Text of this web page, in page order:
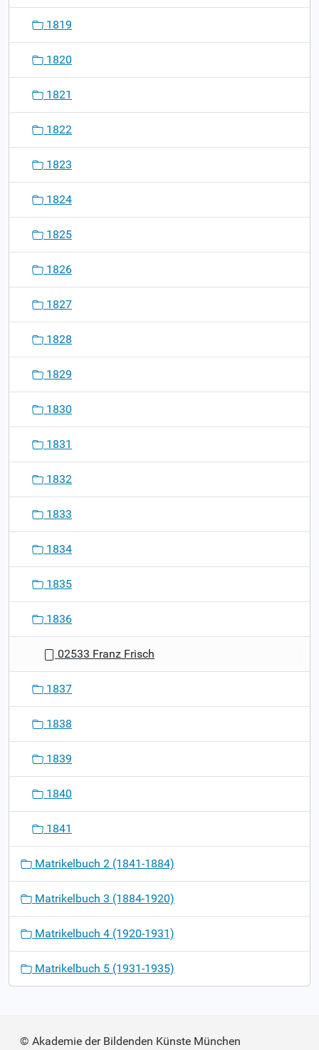
1819
1820
1821
1822
1823
1824
1825
1826
1827
1828
1829
1830
1831
1832
1833
1834
1835
1836
02533 Franz Frisch
1837
1838
1839
1840
1841
Matrikelbuch 2 (1841-1884)
Matrikelbuch 3 (1884-1920)
Matrikelbuch 4 (1920-1931)
Matrikelbuch 5 (1931-1935)
© Akademie der Bildenden Künste München